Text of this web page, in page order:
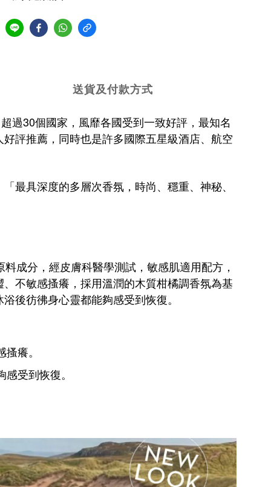
送貨及付款方式
過30個國家，風靡各國受到一致好評，最知名
評推薦，同時也是許多國際五星級酒店、航空
最具深度的多層次香氛，時尚、穩重、神秘、
成分，經皮膚科醫學測試，敏感肌適用配方，
不敏感搔癢，採用溫潤的木質柑橘調香氛為基
後彷彿身心靈都能夠感受到恢復。
癢。
受到恢復。